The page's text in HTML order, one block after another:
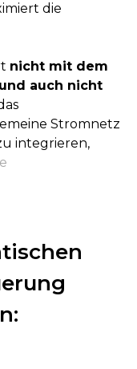
die
nicht mit dem
auch nicht
Stromnetz
integrieren,